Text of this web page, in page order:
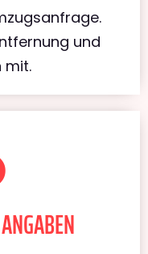
und
mit.